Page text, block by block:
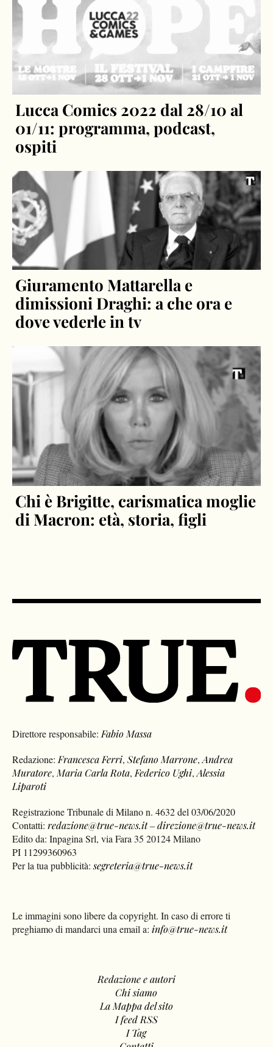
Lucca Comics 2022 dal 28/10 al
01/11: programma, podcast,
ospiti
Giuramento Mattarella e
dimissioni Draghi: a che ora e
dove vederle in tv
Chi è Brigitte, carismatica moglie
di Macron: età, storia, figli
Direttore responsabile: Fabio Massa
Redazione: Francesca Ferri,Stefano Marrone,Andrea
Muratore, Maria Carla Rota, Federico Ughi,Alessia
Liparoti
Registrazione Tribunale di Milano n. 4632 del 03/06/2020
Contatti:redazione@true-news.it–direzione@true-news.it
Edito da: Inpagina Srl, via Fara 35 20124 Milano
PI 11299360963
Per la tua pubblicità:segreteria@true-news.it
Le immagini sono libere da copyright. In caso di errore ti
preghiamo di mandarci una email a: info@true-news.it
Redazione e autori
Chi siamo
La Mappa del sito
I feed RSS
I Tag